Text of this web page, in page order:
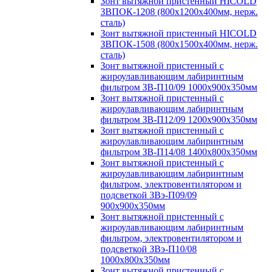
ЗВПОК-1208 (800х1200х400мм, нерж.
сталь)
Зонт вытяжной пристенный HICOLD
ЗВПОК-1508 (800х1500х400мм, нерж.
сталь)
Зонт вытяжной пристенный с
жироулавливающим лабиринтным
фильтром ЗВ-П10/09 1000х900х350мм
Зонт вытяжной пристенный с
жироулавливающим лабиринтным
фильтром ЗВ-П12/09 1200х900х350мм
Зонт вытяжной пристенный с
жироулавливающим лабиринтным
фильтром ЗВ-П14/08 1400х800х350мм
Зонт вытяжной пристенный с
жироулавливающим лабиринтным
фильтром, электровентилятором и
подсветкой ЗВэ-П09/09
900х900х350мм
Зонт вытяжной пристенный с
жироулавливающим лабиринтным
фильтром, электровентилятором и
подсветкой ЗВэ-П10/08
1000х800х350мм